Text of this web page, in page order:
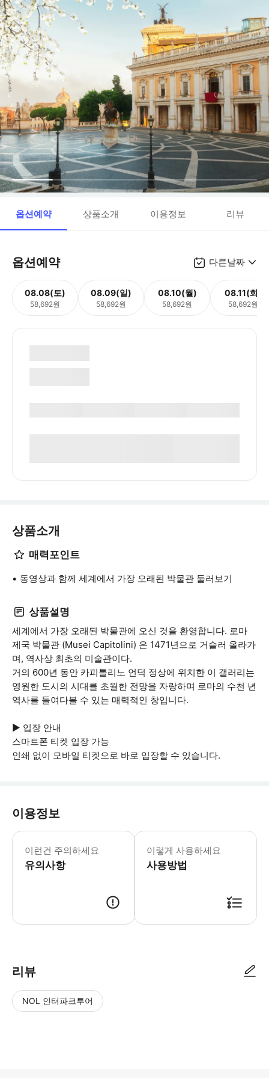
옵션예약 상품소개 이용정보 리뷰
옵션예약 다른날짜
08.08(토)
58,692원
08.09(일)
58,692원
08.10(월)
58,692원
08.11(화)
58,692원
상품소개
매력포인트
동영상과 함께 세계에서 가장 오래된 박물관 둘러보기
상품설명
세계에서 가장 오래된 박물관에 오신 것을 환영합니다. 로마
제국 박물관 (Musei Capitolini) 은 1471년으로 거슬러 올라가
며, 역사상 최초의 미술관이다.
거의 600년 동안 카피톨리노 언덕 정상에 위치한 이 갤러리는
영원한 도시의 시대를 초월한 전망을 자랑하며 로마의 수천 년
역사를 들여다볼 수 있는 매력적인 창입니다.
▶ 입장 안내
스마트폰 티켓 입장 가능
인쇄 없이 모바일 티켓으로 바로 입장할 수 있습니다.
이용정보
이런건 주의하세요
유의사항
▶ 꼭 알아두세요 * 먼저 9:30 ~ 15:30
이렇게 사용하세요
사용방법
리뷰
NOL 인터파크투어